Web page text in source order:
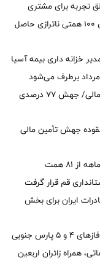
تجربه برای مشتری
نماینده مردم خلخال و کوثر در مجلس: کاهش ۱۰۰ همتی ناترازی حاصل
خزانه داری بیمه آسیا
جایگاه نخست بانك ملت در 10 شاخص مهم مالی/ جهش 77 درصدی
جهش تأمین مالی
قم قرار گرفت
صادرات ایران برای بخش
جنوبی
همراه زائران اربعین